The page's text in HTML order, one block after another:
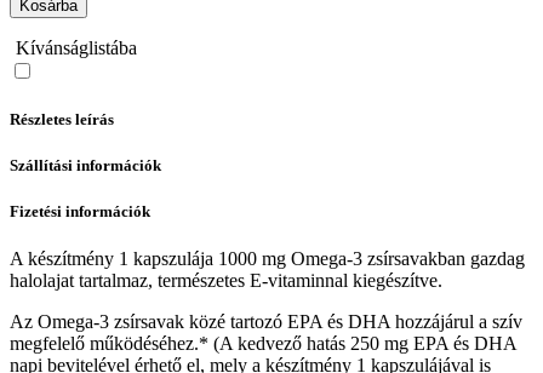
Kosárba
Kívánságlistába
Részletes leírás
Szállítási információk
Fizetési információk
A készítmény 1 kapszulája 1000 mg Omega-3 zsírsavakban gazdag
halolajat tartalmaz, természetes E-vitaminnal kiegészítve.
Az Omega-3 zsírsavak közé tartozó EPA és DHA hozzájárul a szív
megfelelő működéséhez.* (A kedvező hatás 250 mg EPA és DHA
napi bevitelével érhető el, mely a készítmény 1 kapszulájával is